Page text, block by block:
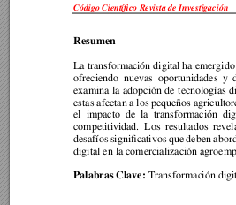
Código Científico Revista de Investigación
Resumen
La transformación digital ha
ofreciendo nuevas oportunidades y
examina la adopción de tecnologías
estas afectan a los pequeños
el impacto de la transformación
competitividad. Los resultados
desafíos significativos que deben
digital en la comercialización
Palabras Clave: Transformación